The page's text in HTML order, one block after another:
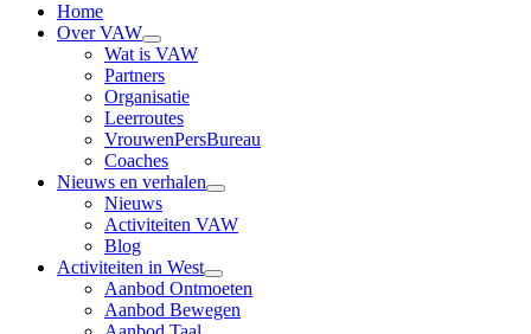
Home
Over VAW
Wat is VAW
Partners
Organisatie
Leerroutes
VrouwenPersBureau
Coaches
Nieuws en verhalen
Nieuws
Activiteiten VAW
Blog
Activiteiten in West
Aanbod Ontmoeten
Aanbod Bewegen